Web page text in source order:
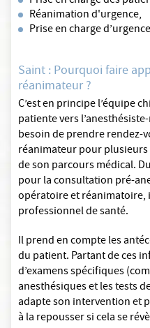
Réanimation d'urgence,
Prise en charge
Saint : Pourquoi faire
réanimateur ?
C’est en principe l’équipe
patiente vers
besoin de prendre rendez-
réanimateur pour
de son parcours médical.
pour la consultation pré-
opératoire et réanimatoire,
professionnel de santé.
Il prend en compte les
du patient. Partant de ces
d’examens spécifiques
anesthésiques et les tests
adapte son intervention et
à la repousser si cela se